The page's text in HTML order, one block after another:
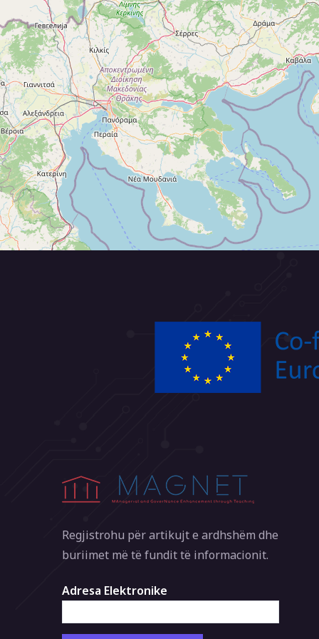
Regjistrohu për artikujt e ardhshëm dhe
buriimet më të fundit të informacionit.
Adresa Elektronike